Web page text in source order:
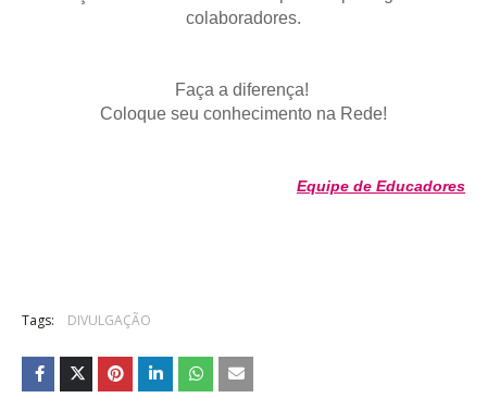
colaboradores.
Faça a diferença!
Coloque seu conhecimento na Rede!
Equipe de Educadores
Tags: DIVULGAÇÃO